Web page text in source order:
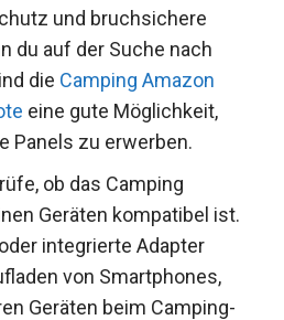
und bruchsichere
du auf der Suche nach
die Camping Amazon
eine gute Möglichkeit,
Panels zu erwerben.
ob das Camping
Geräten kompatibel ist.
integrierte Adapter
von Smartphones,
Geräten beim Camping-